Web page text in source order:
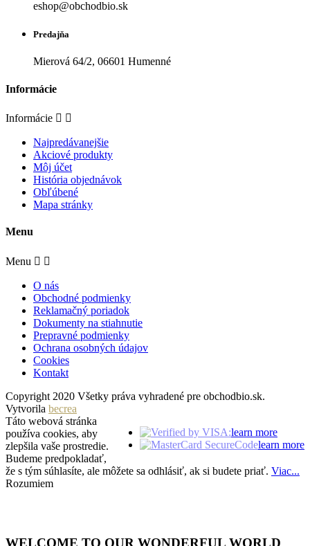
eshop@obchodbio.sk
Predajňa
Mierová 64/2, 06601 Humenné
Informácie
Informácie  
Najpredávanejšie
Akciové produkty
Môj účet
História objednávok
Obľúbené
Mapa stránky
Menu
Menu  
O nás
Obchodné podmienky
Reklamačný poriadok
Dokumenty na stiahnutie
Prepravné podmienky
Ochrana osobných údajov
Cookies
Kontakt
Copyright 2020 Všetky práva vyhradené pre obchodbio.sk.
Vytvorila becrea
learn more
learn more
Táto webová stránka
používa cookies, aby
zlepšila vaše prostredie.
Budeme predpokladať,
že s tým súhlasíte, ale môžete sa odhlásiť, ak si budete priať. Viac...
Rozumiem